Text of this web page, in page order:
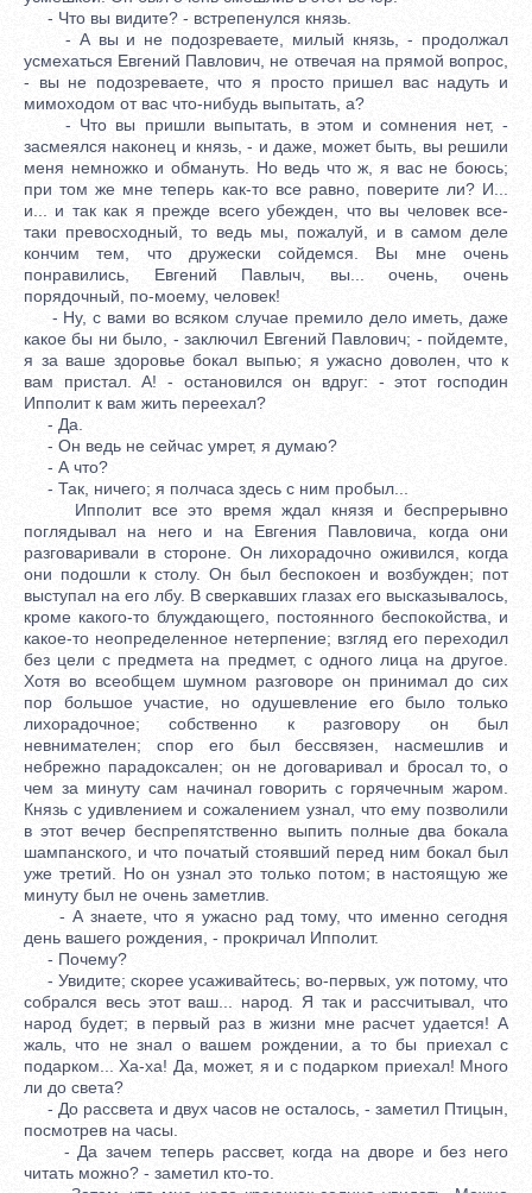
- Что вы видите? - встрепенулся князь.
- А вы и не подозреваете, милый князь, - продолжал
усмехаться Евгений Павлович, не отвечая на прямой вопрос,
- вы не подозреваете, что я просто пришел вас надуть и
мимоходом от вас что-нибудь выпытать, а?
- Что вы пришли выпытать, в этом и сомнения нет, -
засмеялся наконец и князь, - и даже, может быть, вы решили
меня немножко и обмануть. Но ведь что ж, я вас не боюсь;
при том же мне теперь как-то все равно, поверите ли? И...
и... и так как я прежде всего убежден, что вы человек все-
таки превосходный, то ведь мы, пожалуй, и в самом деле
кончим тем, что дружески сойдемся. Вы мне очень
понравились, Евгений Павлыч, вы... очень, очень
порядочный, по-моему, человек!
- Ну, с вами во всяком случае премило дело иметь, даже
какое бы ни было, - заключил Евгений Павлович; - пойдемте,
я за ваше здоровье бокал выпью; я ужасно доволен, что к
вам пристал. А! - остановился он вдруг: - этот господин
Ипполит к вам жить переехал?
- Да.
- Он ведь не сейчас умрет, я думаю?
- А что?
- Так, ничего; я полчаса здесь с ним пробыл...
Ипполит все это время ждал князя и беспрерывно
поглядывал на него и на Евгения Павловича, когда они
разговаривали в стороне. Он лихорадочно оживился, когда
они подошли к столу. Он был беспокоен и возбужден; пот
выступал на его лбу. В сверкавших глазах его высказывалось,
кроме какого-то блуждающего, постоянного беспокойства, и
какое-то неопределенное нетерпение; взгляд его переходил
без цели с предмета на предмет, с одного лица на другое.
Хотя во всеобщем шумном разговоре он принимал до сих
пор большое участие, но одушевление его было только
лихорадочное; собственно к разговору он был
невнимателен; спор его был бессвязен, насмешлив и
небрежно парадоксален; он не договаривал и бросал то, о
чем за минуту сам начинал говорить с горячечным жаром.
Князь с удивлением и сожалением узнал, что ему позволили
в этот вечер беспрепятственно выпить полные два бокала
шампанского, и что початый стоявший перед ним бокал был
уже третий. Но он узнал это только потом; в настоящую же
минуту был не очень заметлив.
- А знаете, что я ужасно рад тому, что именно сегодня
день вашего рождения, - прокричал Ипполит.
- Почему?
- Увидите; скорее усаживайтесь; во-первых, уж потому, что
собрался весь этот ваш... народ. Я так и рассчитывал, что
народ будет; в первый раз в жизни мне расчет удается! А
жаль, что не знал о вашем рождении, а то бы приехал с
подарком... Ха-ха! Да, может, я и с подарком приехал! Много
ли до света?
- До рассвета и двух часов не осталось, - заметил Птицын,
посмотрев на часы.
- Да зачем теперь рассвет, когда на дворе и без него
читать можно? - заметил кто-то.